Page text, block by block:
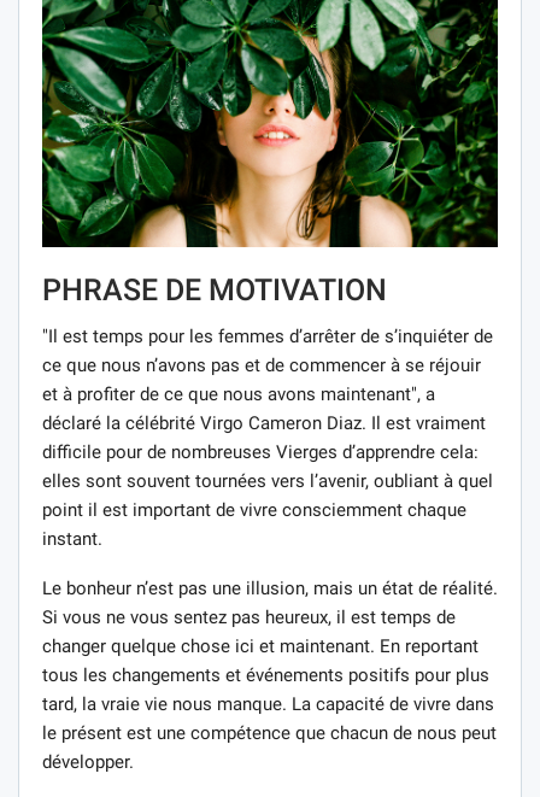
PHRASE DE MOTIVATION
"Il est temps pour les femmes d’arrêter de s’inquiéter de
ce que nous n’avons pas et de commencer à se réjouir
et à profiter de ce que nous avons maintenant", a
déclaré la célébrité Virgo Cameron Diaz. Il est vraiment
difficile pour de nombreuses Vierges d’apprendre cela:
elles sont souvent tournées vers l’avenir, oubliant à quel
point il est important de vivre consciemment chaque
instant.
Le bonheur n’est pas une illusion, mais un état de réalité.
Si vous ne vous sentez pas heureux, il est temps de
changer quelque chose ici et maintenant. En reportant
tous les changements et événements positifs pour plus
tard, la vraie vie nous manque. La capacité de vivre dans
le présent est une compétence que chacun de nous peut
développer.